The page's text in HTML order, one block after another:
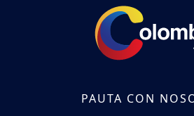
PAUTA CON